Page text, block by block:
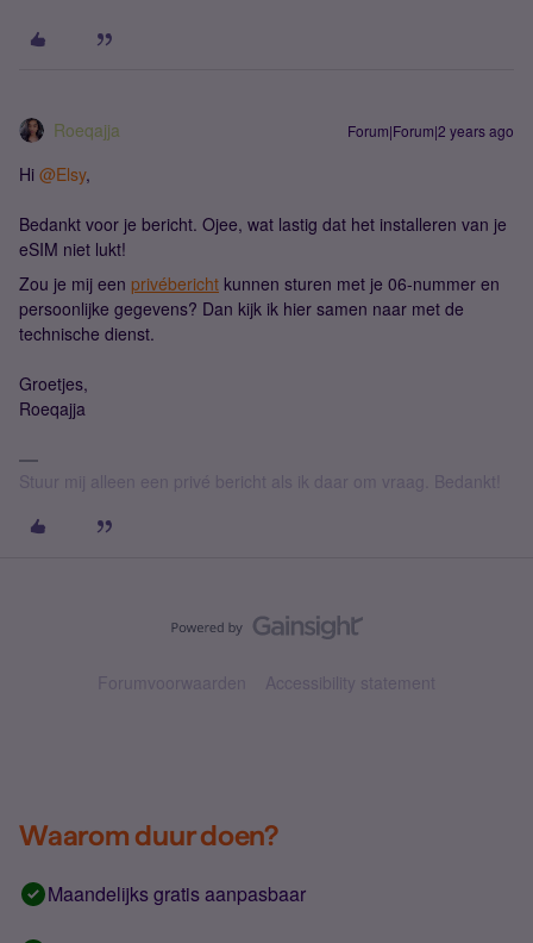
Roeqajja Forum|Forum|2 years ago
Hi @Elsy,
Bedankt voor je bericht. Ojee, wat lastig dat het installeren van je
eSIM niet lukt!
Zou je mij een privébericht kunnen sturen met je 06-nummer en
persoonlijke gegevens? Dan kijk ik hier samen naar met de
technische dienst.
Groetjes,
Roeqajja
Stuur mij alleen een privé bericht als ik daar om vraag. Bedankt!
Forumvoorwaarden Accessibility statement
Waarom duur doen?
Maandelijks gratis aanpasbaar